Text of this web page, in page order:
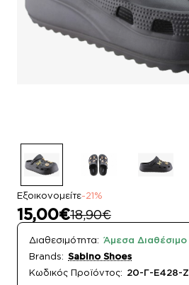
Εξοικονομείτε-21%
15,00€18,90€
Διαθεσιμότητα: Άμεσα Διαθέσιμο
Brands: Sabino Shoes
Κωδικός Προϊόντος: 20-Γ-E428-Z